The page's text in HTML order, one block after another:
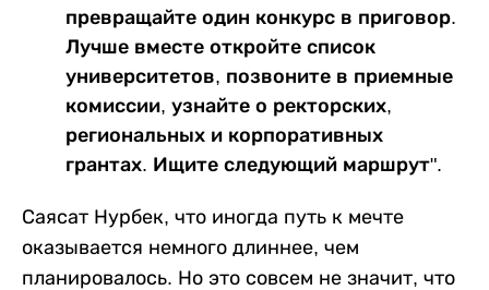
превращайте один конкурс в приговор.
Лучше вместе откройте список
университетов, позвоните в приемные
комиссии, узнайте о ректорских,
региональных и корпоративных
грантах. Ищите следующий маршрут".
Саясат Нурбек, что иногда путь к мечте
оказывается немного длиннее, чем
планировалось. Но это совсем не значит, что